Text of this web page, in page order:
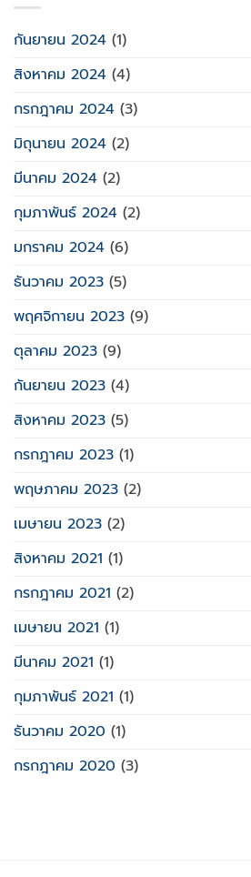
กันยายน 2024 (1)
สิงหาคม 2024 (4)
กรกฎาคม 2024 (3)
มิถุนายน 2024 (2)
มีนาคม 2024 (2)
กุมภาพันธ์ 2024 (2)
มกราคม 2024 (6)
ธันวาคม 2023 (5)
พฤศจิกายน 2023 (9)
ตุลาคม 2023 (9)
กันยายน 2023 (4)
สิงหาคม 2023 (5)
กรกฎาคม 2023 (1)
พฤษภาคม 2023 (2)
เมษายน 2023 (2)
สิงหาคม 2021 (1)
กรกฎาคม 2021 (2)
เมษายน 2021 (1)
มีนาคม 2021 (1)
กุมภาพันธ์ 2021 (1)
ธันวาคม 2020 (1)
กรกฎาคม 2020 (3)